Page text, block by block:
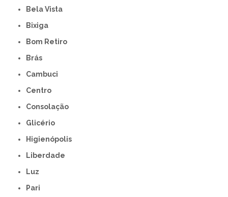
Bela Vista
Bixiga
Bom Retiro
Brás
Cambuci
Centro
Consolação
Glicério
Higienópolis
Liberdade
Luz
Pari